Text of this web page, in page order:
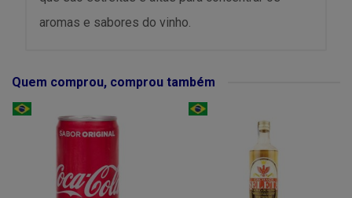
aromas e sabores do vinho.
Quem comprou, comprou também